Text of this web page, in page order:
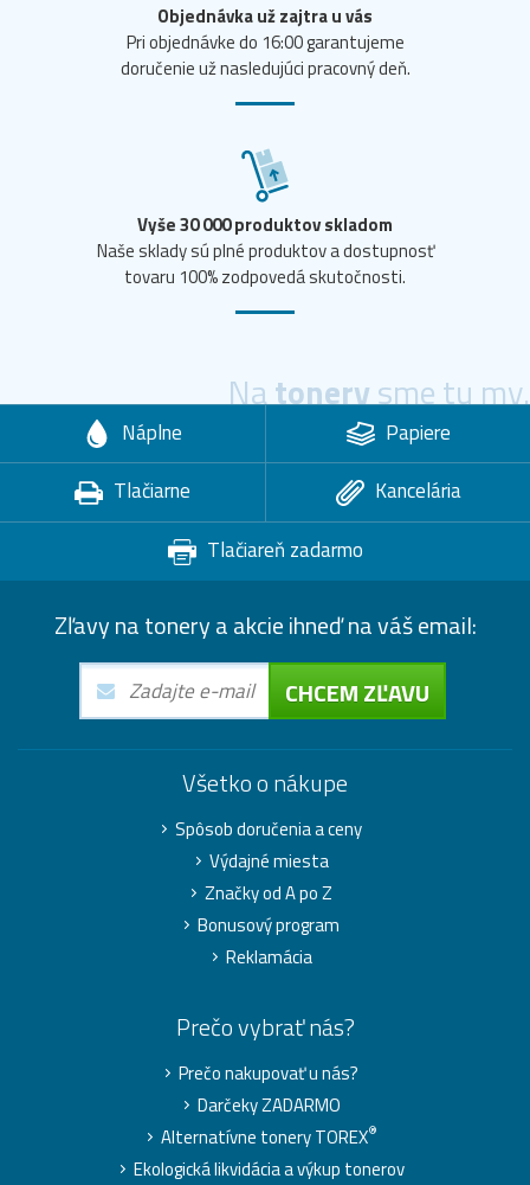
Objednávka už zajtra u vás
Pri objednávke do 16:00 garantujeme
doručenie už nasledujúci pracovný deň.
Vyše 30 000 produktov skladom
Naše sklady sú plné produktov a dostupnosť
tovaru 100% zodpovedá skutočnosti.
Natonerysme tu my.
Náplne
Papiere
Tlačiarne
Kancelária
Tlačiareň zadarmo
Zľavy na tonery a akcie ihneď na váš email:
CHCEM ZĽAVU
Všetko o nákupe
Spôsob doručenia a ceny
Výdajné miesta
Značky od A po Z
Bonusový program
Reklamácia
Prečo vybrať nás?
Prečo nakupovať u nás?
Darčeky ZADARMO
Alternatívne tonery TOREX®
Ekologická likvidácia a výkup tonerov